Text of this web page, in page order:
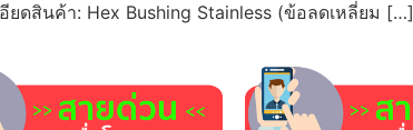
อียดสินค้า: Hex Bushing Stainless (ข้อลดเหลี่ยม […]